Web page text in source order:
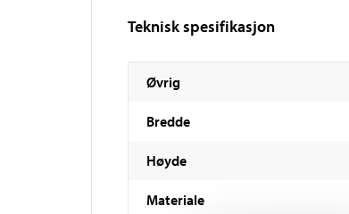
Teknisk spesifikasjon
Øvrig
Bredde
Høyde
Materiale